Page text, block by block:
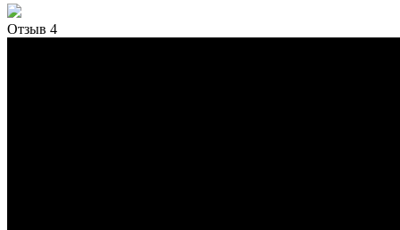
Отзыв 4